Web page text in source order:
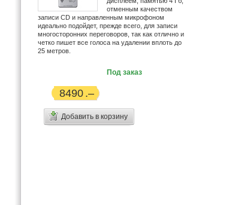
отменным качеством
записи CD и направленным микрофоном
идеально подойдет, прежде всего, для записи
многосторонних переговоров, так как отлично и
четко пишет все голоса на удалении вплоть до
25 метров.
Под заказ
8490
Добавить в корзину